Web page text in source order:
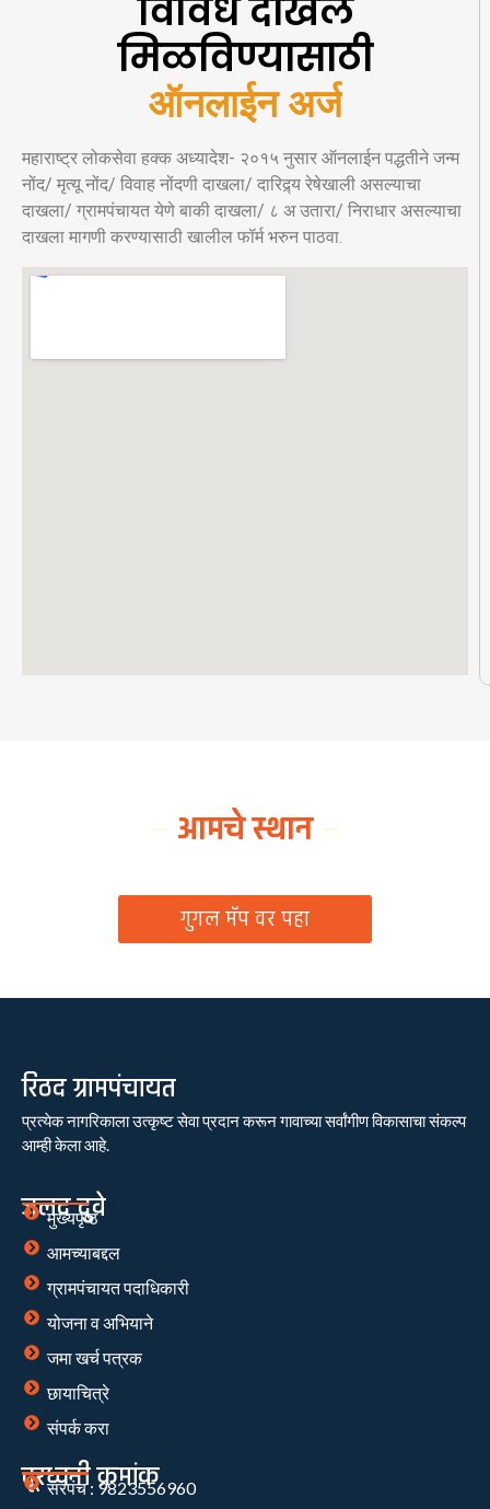
विविध दाखले
मिळविण्यासाठी
ऑनलाईन अर्ज
महाराष्ट्र लोकसेवा हक्क अध्यादेश- २०१५ नुसार ऑनलाईन पद्धतीने जन्म
नोंद/ मृत्यू नोंद/ विवाह नोंदणी दाखला/ दारिद्र्य रेषेखाली असल्याचा
दाखला/ ग्रामपंचायत येणे बाकी दाखला/ ८ अ उतारा/ निराधार असल्याचा
दाखला मागणी करण्यासाठी खालील फॉर्म भरुन पाठवा.
आमचे स्थान
गुगल मॅप वर पहा
रिठद ग्रामपंचायत
प्रत्येक नागरिकाला उत्कृष्ट सेवा प्रदान करून गावाच्या सर्वांगीण विकासाचा संकल्प
आम्ही केला आहे.
जलद दुवे
मुख्यपृष्ठ
आमच्याबद्दल
ग्रामपंचायत पदाधिकारी
योजना व अभियाने
जमा खर्च पत्रक
छायाचित्रे
संपर्क करा
दूरध्वनी क्रमांक
सरपंच : 9823556960